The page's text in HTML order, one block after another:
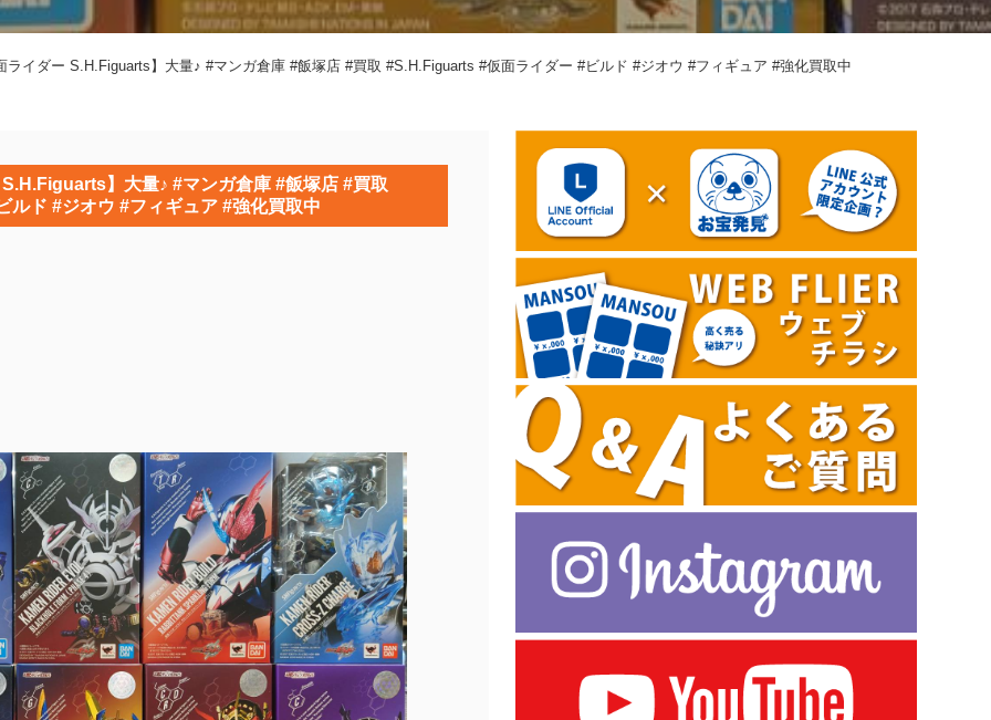
ライダー S.H.Figuarts】大量♪ #マンガ倉庫 #飯塚店 #買取 #S.H.Figuarts #仮面ライダー #ビルド #ジオウ #フィギュア #強化買取中
】大量♪ #マンガ倉庫 #飯塚店 #買取
ド #ジオウ #フィギュア #強化買取中